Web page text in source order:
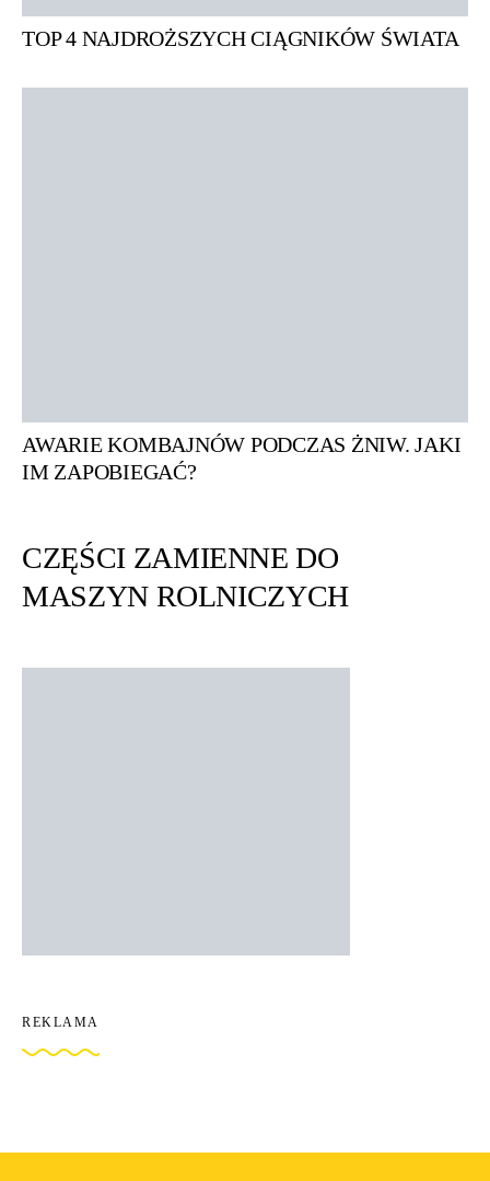
TOP 4 NAJDROŻSZYCH CIĄGNIKÓW ŚWIATA
AWARIE KOMBAJNÓW PODCZAS ŻNIW. JAKI
IM ZAPOBIEGAĆ?
CZĘŚCI ZAMIENNE DO
MASZYN ROLNICZYCH
REKLAMA